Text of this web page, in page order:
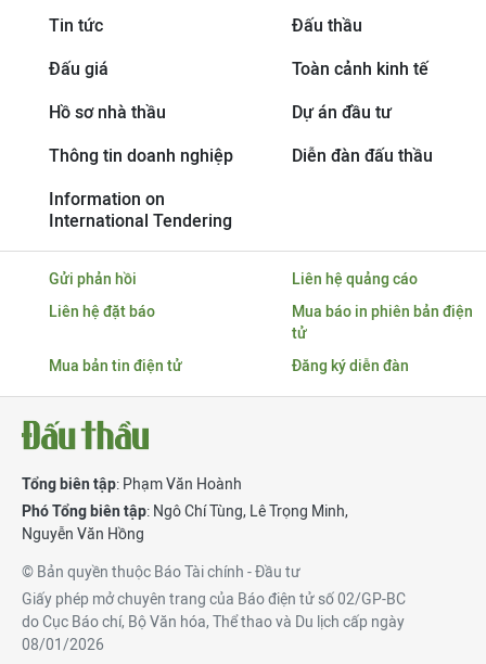
Tin tức Đấu thầu
Đấu giá Toàn cảnh kinh tế
Hồ sơ nhà thầu Dự án đầu tư
Thông tin doanh nghiệp Diễn đàn đấu thầu
Information on
International Tendering
Gửi phản hồi
Liên hệ quảng cáo
Liên hệ đặt báo
Mua báo in phiên bản điện
tử
Mua bản tin điện tử
Đăng ký diễn đàn
Tổng biên tập: Phạm Văn Hoành
Phó Tổng biên tập: Ngô Chí Tùng, Lê Trọng Minh,
Nguyễn Văn Hồng
© Bản quyền thuộc Báo Tài chính - Đầu tư
Giấy phép mở chuyên trang của Báo điện tử số 02/GP-BC
do Cục Báo chí, Bộ Văn hóa, Thể thao và Du lịch cấp ngày
08/01/2026